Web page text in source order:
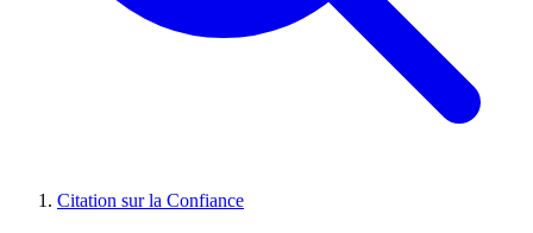
Citation sur la Confiance